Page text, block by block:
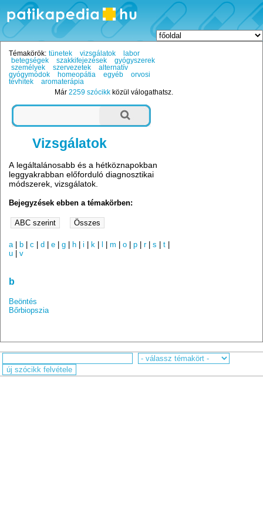
Témakörök: tünetek vizsgálatok
labor
betegségek
szakkifejezések
gyógyszerek
személyek
szervezetek
alternatív
gyógymódok
homeopátia egyéb
orvosi
tévhitek
aromaterápia
Már2259 szócikk közül válogathatsz.
Vizsgálatok
A legáltalánosabb és a hétköznapokban
leggyakrabban előforduló diagnosztikai
módszerek, vizsgálatok.
Bejegyzések ebben a témakörben:
a| b |c |d |e |g h |i k |m |o |p |r|s |t
u |v
b
Beöntés
Bőrbiopszia